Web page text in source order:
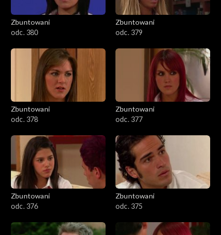
Zbuntowani
odc. 380
Zbuntowani
odc. 379
Zbuntowani
odc. 378
Zbuntowani
odc. 377
Zbuntowani
odc. 376
Zbuntowani
odc. 375